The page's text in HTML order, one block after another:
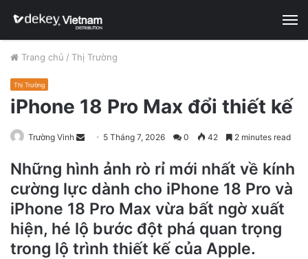
Trang chủ / Thị Trường
Thị Trường
iPhone 18 Pro Max đổi thiết kế
Trường Vinh
n
d
n
e
m
5 Tháng 7, 2026 0 42 2 minutes read
Những hình ảnh rò rỉ mới nhất về kính
cường lực dành cho iPhone 18 Pro và
iPhone 18 Pro Max vừa bất ngờ xuất
hiện, hé lộ bước đột phá quan trọng
trong lộ trình thiết kế của Apple.